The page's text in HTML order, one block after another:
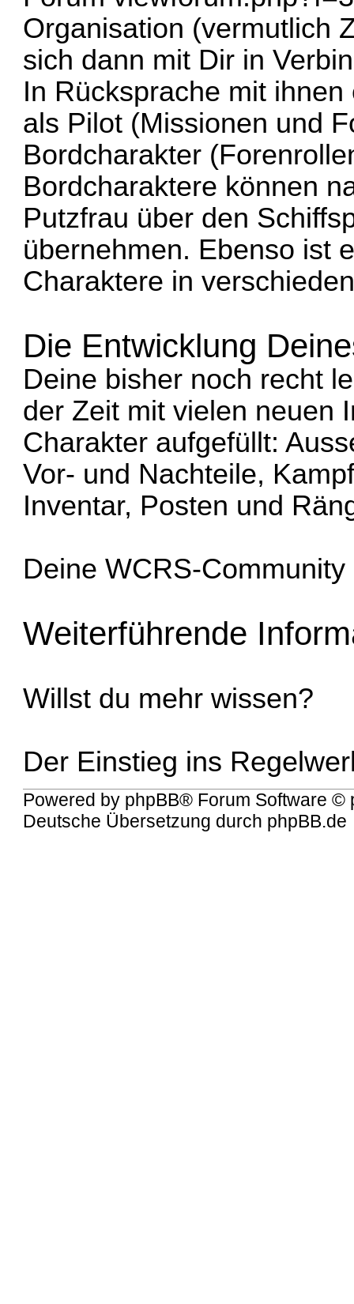
Organisation (vermutlich
sich dann mit Dir in
In Rücksprache mit
als Pilot (Missionen und
Bordcharakter
Bordcharaktere können
Putzfrau über den
übernehmen. Ebenso ist
Charaktere in
Die Entwicklung
Deine bisher noch recht
der Zeit mit vielen neuen
Charakter aufgefüllt:
Vor- und Nachteile,
Inventar, Posten und
Deine WCRS-Community
Weiterführende
Willst du mehr wissen?
Der Einstieg ins
Powered by phpBB® Forum Software ©
Deutsche Übersetzung durch phpBB.de